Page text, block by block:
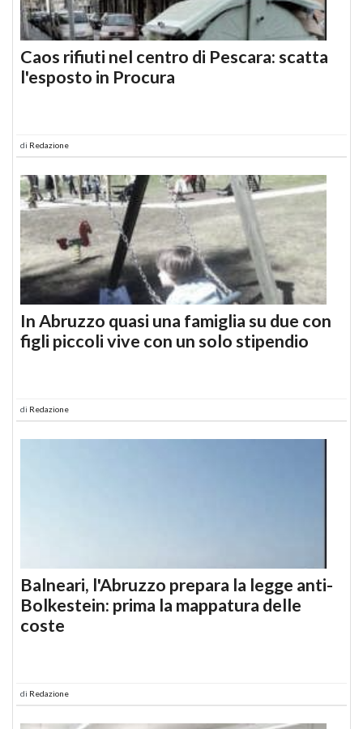
Caos rifiuti nel centro di Pescara: scatta
l'esposto in Procura
di Redazione
In Abruzzo quasi una famiglia su due con
figli piccoli vive con un solo stipendio
di Redazione
Balneari, l'Abruzzo prepara la legge anti-
Bolkestein: prima la mappatura delle
coste
di Redazione